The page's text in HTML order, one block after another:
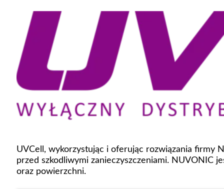
UVCell, wykorzystując i oferując rozwiązania firmy
przed szkodliwymi zanieczyszczeniami. NUVONIC
oraz powierzchni.